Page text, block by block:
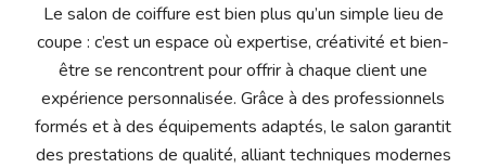
Le salon de coiffure est bien plus qu’un simple lieu de
coupe : c’est un espace où expertise, créativité et bien-
être se rencontrent pour offrir à chaque client une
expérience personnalisée. Grâce à des professionnels
formés et à des équipements adaptés, le salon garantit
des prestations de qualité, alliant techniques modernes